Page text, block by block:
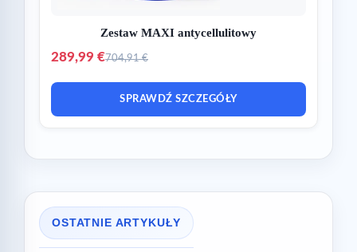
Zestaw MAXI antycellulitowy
289,99 €704,91 €
SPRAWDŹ SZCZEGÓŁY
OSTATNIE ARTYKUŁY